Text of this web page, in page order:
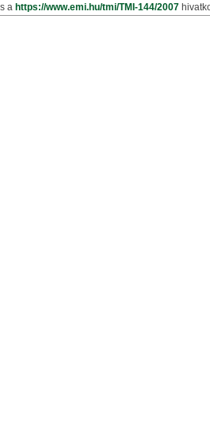
a https://www.emi.hu/tmi/TMI-144/2007